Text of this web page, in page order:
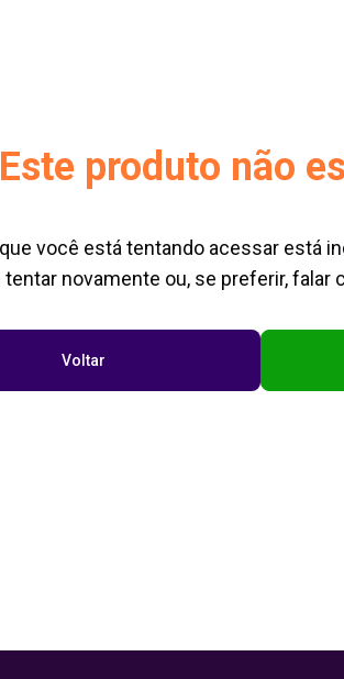
produto não
você está tentando acessar está
tentar novamente ou, se preferir, falar
Voltar